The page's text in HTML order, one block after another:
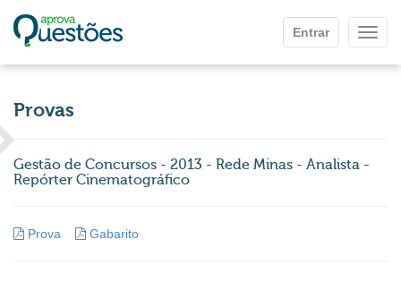
Entrar
Provas
Gestão de Concursos - 2013 - Rede Minas - Analista -
Repórter Cinematográfico
Prova Gabarito